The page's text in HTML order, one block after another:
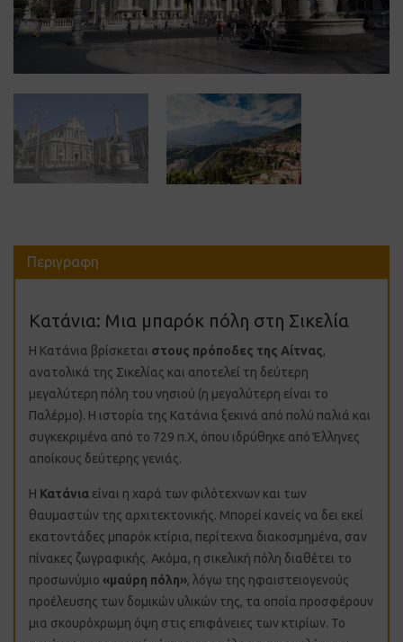
Περιγραφη
Κατάνια: Μια μπαρόκ πόλη στη Σικελία
Η Κατάνια βρίσκεται στους πρόποδες της Αίτνας,
ανατολικά της Σικελίας και αποτελεί τη δεύτερη
μεγαλύτερη πόλη του νησιού (η μεγαλύτερη είναι το
Παλέρμο). Η ιστορία της Κατάνια ξεκινά από πολύ παλιά και
συγκεκριμένα από το 729 π.Χ, όπου ιδρύθηκε από Έλληνες
αποίκους δεύτερης γενιάς.
Η Κατάνια είναι η χαρά των φιλότεχνων και των
θαυμαστών της αρχιτεκτονικής. Μπορεί κανείς να δει εκεί
εκατοντάδες μπαρόκ κτίρια, περίτεχνα διακοσμημένα, σαν
πίνακες ζωγραφικής. Ακόμα, η σικελική πόλη διαθέτει το
προσωνύμιο «μαύρη πόλη», λόγω της ηφαιστειογενούς
προέλευσης των δομικών υλικών της, τα οποία προσφέρουν
μια σκουρόχρωμη όψη στις επιφάνειες των κτιρίων. Το